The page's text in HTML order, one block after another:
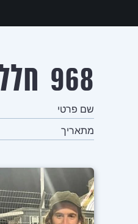
968 חללי המלחמה ששמותיהם הותרו לפרסום
שם פרטי
מתאריך